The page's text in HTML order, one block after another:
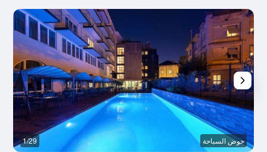
حوض السباحة 1/29